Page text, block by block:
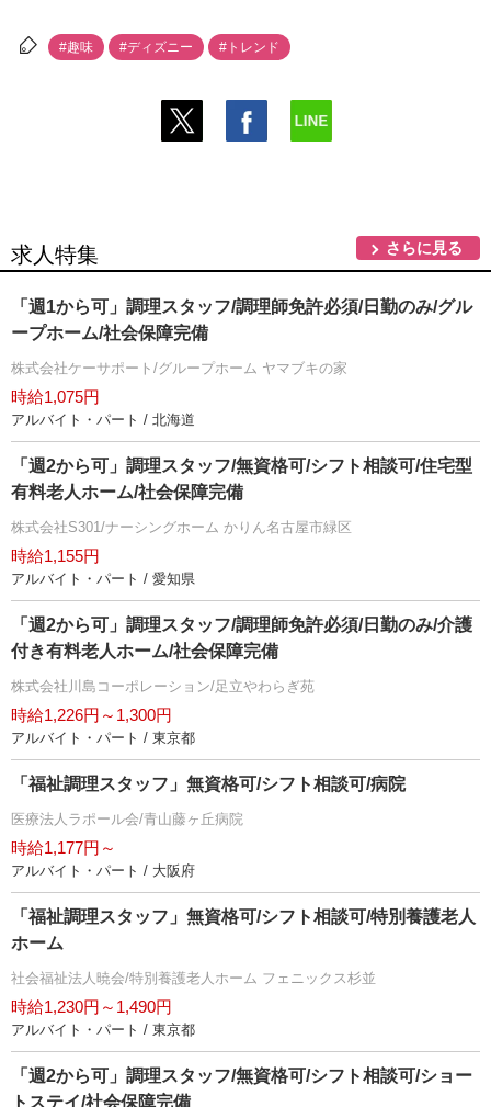
#趣味 #ディズニー #トレンド
求人特集 さらに見る
「週1から可」調理スタッフ/調理師免許必須/日勤のみ/グル
ープホーム/社会保障完備
株式会社ケーサポート/グループホーム ヤマブキの家
時給1,075円
アルバイト・パート / 北海道
「週2から可」調理スタッフ/無資格可/シフト相談可/住宅型
有料老人ホーム/社会保障完備
株式会社S301/ナーシングホーム かりん名古屋市緑区
時給1,155円
アルバイト・パート / 愛知県
「週2から可」調理スタッフ/調理師免許必須/日勤のみ/介護
付き有料老人ホーム/社会保障完備
株式会社川島コーポレーション/足立やわらぎ苑
時給1,226円～1,300円
アルバイト・パート / 東京都
「福祉調理スタッフ」無資格可/シフト相談可/病院
医療法人ラポール会/青山藤ヶ丘病院
時給1,177円～
アルバイト・パート / 大阪府
「福祉調理スタッフ」無資格可/シフト相談可/特別養護老人
ホーム
社会福祉法人暁会/特別養護老人ホーム フェニックス杉並
時給1,230円～1,490円
アルバイト・パート / 東京都
「週2から可」調理スタッフ/無資格可/シフト相談可/ショー
トステイ/社会保障完備